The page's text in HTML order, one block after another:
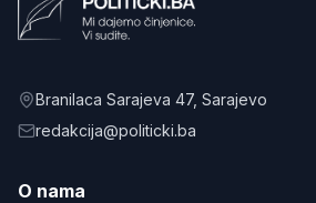
Branilaca Sarajeva 47, Sarajevo
redakcija@politicki.ba
O nama